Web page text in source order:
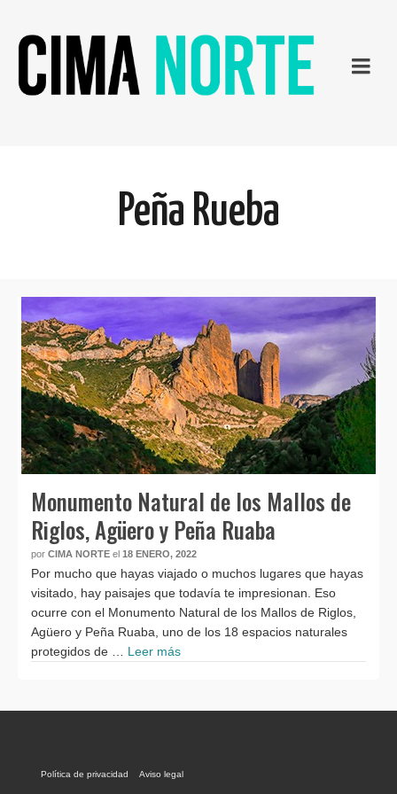
Peña Rueba
Monumento Natural de los Mallos de
Riglos, Agüero y Peña Ruaba
por CIMA NORTE el 18 ENERO, 2022
Por mucho que hayas viajado o muchos lugares que hayas
visitado, hay paisajes que todavía te impresionan. Eso
ocurre con el Monumento Natural de los Mallos de Riglos,
Agüero y Peña Ruaba, uno de los 18 espacios naturales
protegidos de … Leer más
Política de privacidad Aviso legal